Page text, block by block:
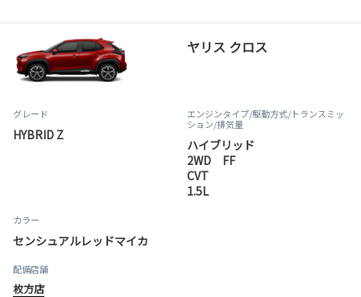
ヤリス クロス
グレード
HYBRID Z
エンジンタイプ/駆動方式/トランスミッ
ション/排気量
ハイブリッド
2WD FF
CVT
1.5L
カラー
センシュアルレッドマイカ
配備店舗
枚方店